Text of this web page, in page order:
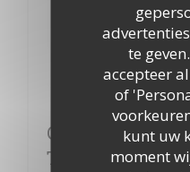
te
accepteer
of
kunt uw
moment
Clichy-sous-Bois
Thierry Marx,